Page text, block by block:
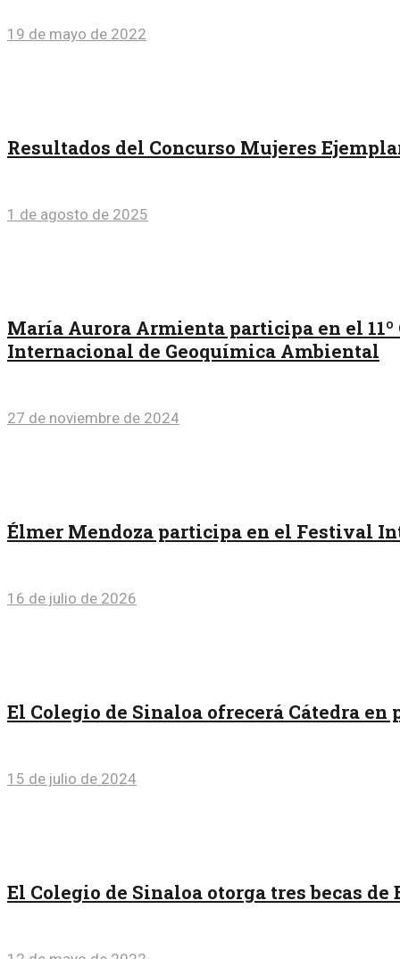
19 de mayo de 2022
Resultados del Concurso Mujeres
1 de agosto de 2025
María Aurora Armienta participa en el
Internacional de Geoquímica Ambiental
27 de noviembre de 2024
Élmer Mendoza participa en el Festival
16 de julio de 2026
El Colegio de Sinaloa ofrecerá Cátedra
15 de julio de 2024
El Colegio de Sinaloa otorga tres becas